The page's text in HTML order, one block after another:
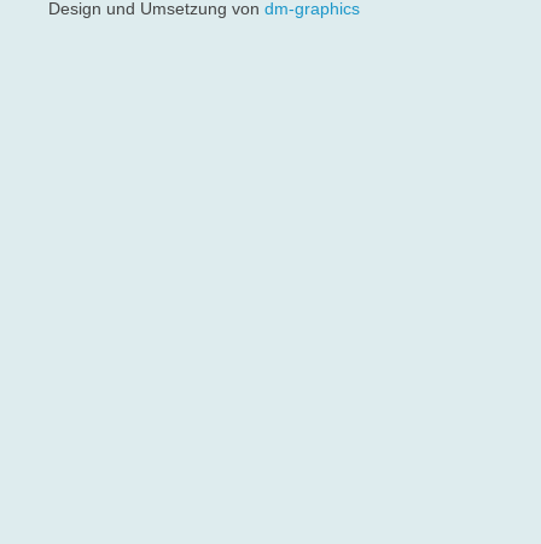
Design und Umsetzung von dm-graphics